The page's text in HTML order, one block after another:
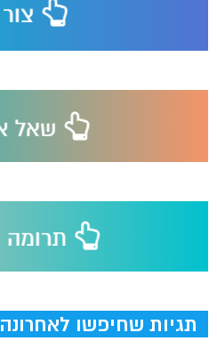
תגיות שחיפשו לאחרונה